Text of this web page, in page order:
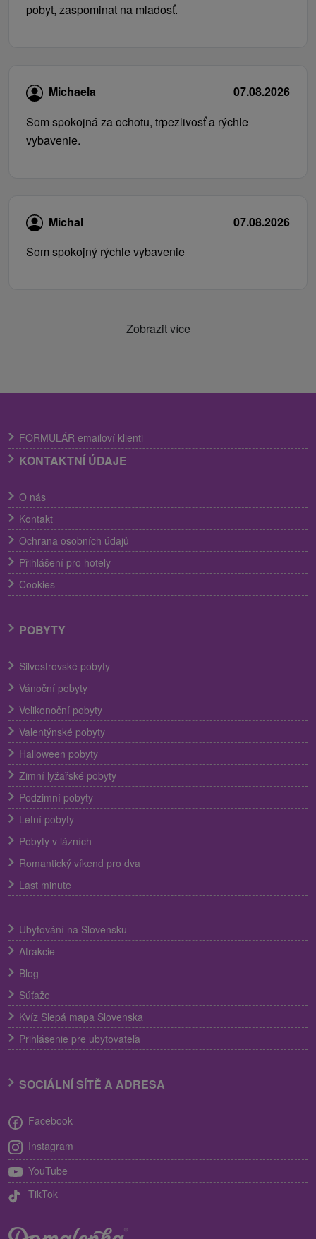
pobyt, zaspominat na mladosť.
Michaela
07.08.2026
Som spokojná za ochotu, trpezlivosť a rýchle
vybavenie.
Michal
07.08.2026
Som spokojný rýchle vybavenie
Zobrazit více
FORMULÁR emailoví klienti
KONTAKTNÍ ÚDAJE
O nás
Kontakt
Ochrana osobních údajů
Přihlášení pro hotely
Cookies
POBYTY
Silvestrovské pobyty
Vánoční pobyty
Velikonoční pobyty
Valentýnské pobyty
Halloween pobyty
Zimní lyžařské pobyty
Podzimní pobyty
Letní pobyty
Pobyty v lázních
Romantický víkend pro dva
Last minute
Ubytování na Slovensku
Atrakcie
Blog
Súťaže
Kvíz Slepá mapa Slovenska
Prihlásenie pre ubytovateľa
SOCIÁLNÍ SÍTĚ A ADRESA
Facebook
Instagram
YouTube
TikTok